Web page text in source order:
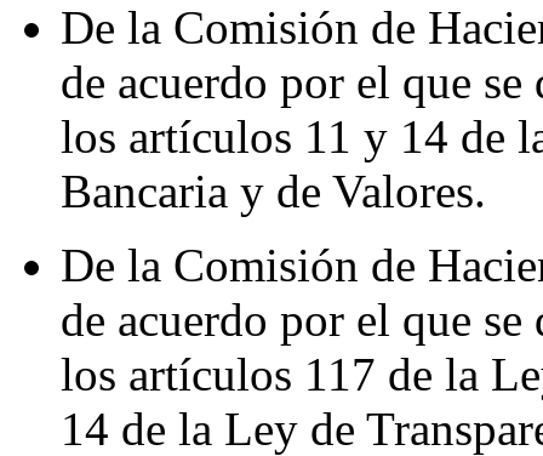
De la Comisión de
de acuerdo por el que
los artículos 11 y 14 de
Bancaria y de Valores.
De la Comisión de
de acuerdo por el que
los artículos 117 de la
14 de la Ley de